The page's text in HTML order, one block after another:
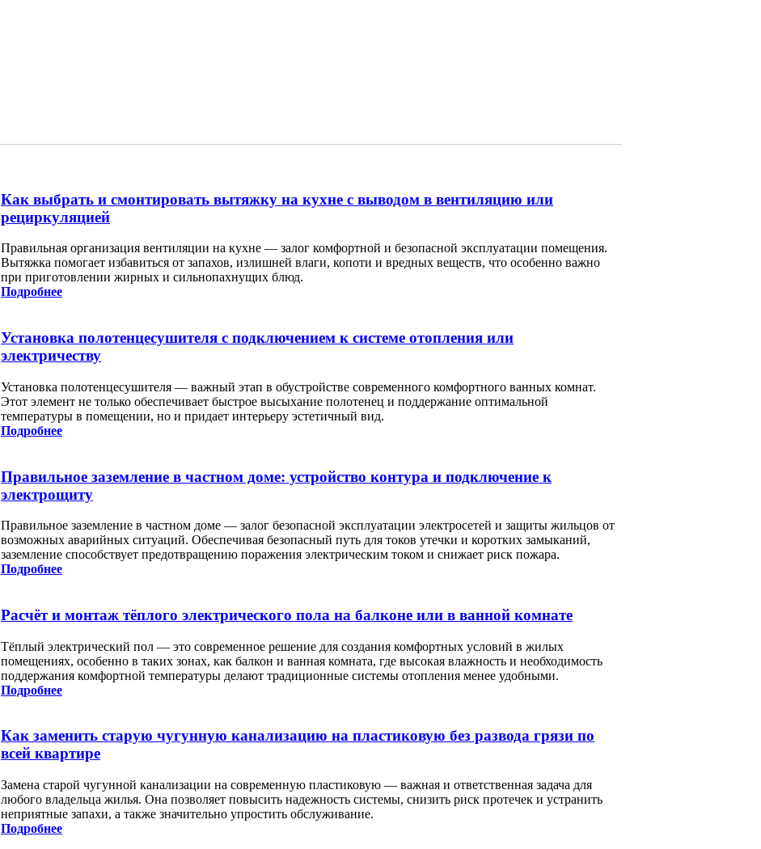
Как выбрать и смонтировать вытяжку на кухне с выводом в вентиляцию или
рециркуляцией
Правильная организация вентиляции на кухне — залог комфортной и безопасной эксплуатации помещения.
Вытяжка помогает избавиться от запахов, излишней влаги, копоти и вредных веществ, что особенно важно
при приготовлении жирных и сильнопахнущих блюд.
Подробнее
Установка полотенцесушителя с подключением к системе отопления или
электричеству
Установка полотенцесушителя — важный этап в обустройстве современного комфортного ванных комнат.
Этот элемент не только обеспечивает быстрое высыхание полотенец и поддержание оптимальной
температуры в помещении, но и придает интерьеру эстетичный вид.
Подробнее
Правильное заземление в частном доме: устройство контура и подключение к
электрощиту
Правильное заземление в частном доме — залог безопасной эксплуатации электросетей и защиты жильцов от
возможных аварийных ситуаций. Обеспечивая безопасный путь для токов утечки и коротких замыканий,
заземление способствует предотвращению поражения электрическим током и снижает риск пожара.
Подробнее
Расчёт и монтаж тёплого электрического пола на балконе или в ванной комнате
Тёплый электрический пол — это современное решение для создания комфортных условий в жилых
помещениях, особенно в таких зонах, как балкон и ванная комната, где высокая влажность и необходимость
поддержания комфортной температуры делают традиционные системы отопления менее удобными.
Подробнее
Как заменить старую чугунную канализацию на пластиковую без развода грязи по
всей квартире
Замена старой чугунной канализации на современную пластиковую — важная и ответственная задача для
любого владельца жилья. Она позволяет повысить надежность системы, снизить риск протечек и устранить
неприятные запахи, а также значительно упростить обслуживание.
Подробнее